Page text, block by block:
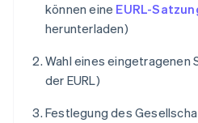
können eine EURL-
herunterladen)
Wahl eines eingetragenen
der EURL)
Festlegung des